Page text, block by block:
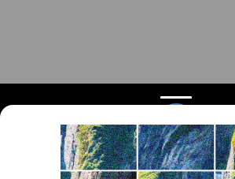
Поиск запчастей О